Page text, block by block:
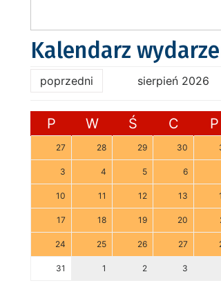
Kalendarz
poprzedni sierpień 2026
P W Ś C P
27 28 29 30
3 4 5 6
10 11 12 13
17 18 19 20
24 25 26 27
31 1 2 3